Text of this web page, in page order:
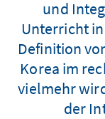
und
Unterricht
Definition
Korea im
vielmehr
der